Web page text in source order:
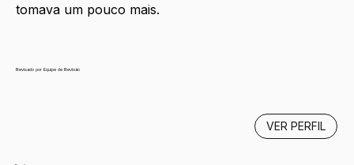
tomava um pouco mais.
Revisado por Equipe de Revisão
VER PERFIL